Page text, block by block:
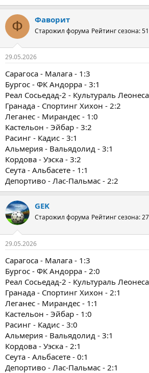
Ф Фаворит
Старожил форума Рейтинг сезона:
29.05.2026
Сарагоса - Малага - 1:3
Бургос - ФК Андорра - 3:1
Реал Сосьедад-2 - Культураль
Гранада - Спортинг Хихон - 2:2
Леганес - Мирандес - 1:0
Кастельон - Эйбар - 3:2
Расинг - Кадис - 3:1
Альмерия - Вальядолид - 3:1
Кордова - Уэска - 3:2
Сеута - Альбасете - 1:1
Депортиво - Лас-Пальмас - 2:2
GEK
Старожил форума Рейтинг сезона:
29.05.2026
Сарагоса - Малага - 1:3
Бургос - ФК Андорра - 2:0
Реал Сосьедад-2 - Культураль
Гранада - Спортинг Хихон - 2:1
Леганес - Мирандес - 1:1
Кастельон - Эйбар - 1:0
Расинг - Кадис - 3:0
Альмерия - Вальядолид - 3:1
Кордова - Уэска - 2:1
Сеута - Альбасете - 0:1
Депортиво - Лас-Пальмас - 2:1